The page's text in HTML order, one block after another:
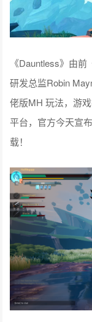
《Dauntless》由前
研发总监Robin
佬版MH 玩法，游
平台，官方今天宣
载！